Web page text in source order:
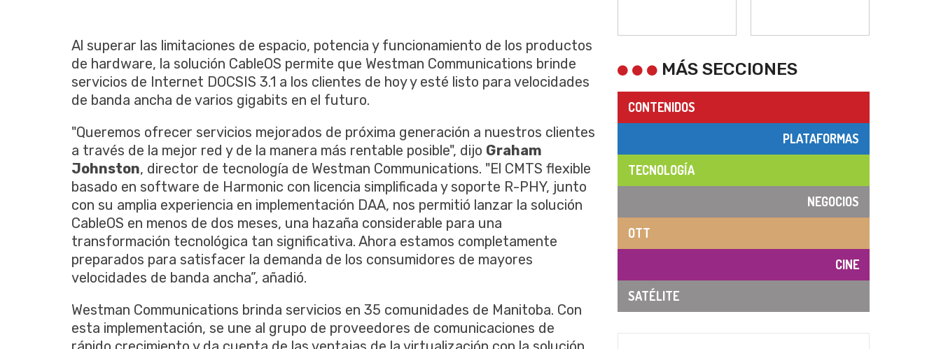
Al superar las limitaciones de espacio, potencia y funcionamiento de los productos
de hardware, la solución CableOS permite que Westman Communications brinde
servicios de Internet DOCSIS 3.1 a los clientes de hoy y esté listo para velocidades
de banda ancha de varios gigabits en el futuro.
"Queremos ofrecer servicios mejorados de próxima generación a nuestros clientes
a través de la mejor red y de la manera más rentable posible", dijo Graham
Johnston, director de tecnología de Westman Communications. "El CMTS flexible
basado en software de Harmonic con licencia simplificada y soporte R-PHY, junto
con su amplia experiencia en implementación DAA, nos permitió lanzar la solución
CableOS en menos de dos meses, una hazaña considerable para una
transformación tecnológica tan significativa. Ahora estamos completamente
preparados para satisfacer la demanda de los consumidores de mayores
velocidades de banda ancha”, añadió.
Westman Communications brinda servicios en 35 comunidades de Manitoba. Con
esta implementación, se une al grupo de proveedores de comunicaciones de
MÁS SECCIONES
CONTENIDOS
PLATAFORMAS
TECNOLOGÍA
NEGOCIOS
OTT
CINE
SATÉLITE